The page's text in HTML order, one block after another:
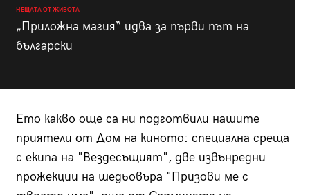
НЕЩАТА ОТ ЖИВОТА
„Приложна магия“ идва за първи път на
български
Ето какво още са ни подготвили нашите
приятели от Дом на киното: специална среща
с екипа на "Вездесъщият", две извънредни
прожекции на шедьовъра "Призови ме с